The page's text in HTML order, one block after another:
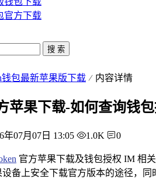
官方下载
搜 索
钱包最新苹果版下载 内容详情
苹果下载-如何查询钱
年07月07日 13:05 1.0K 0
官方苹果下载及钱包授权 IM 相
备上安全下载官方版本的途径，